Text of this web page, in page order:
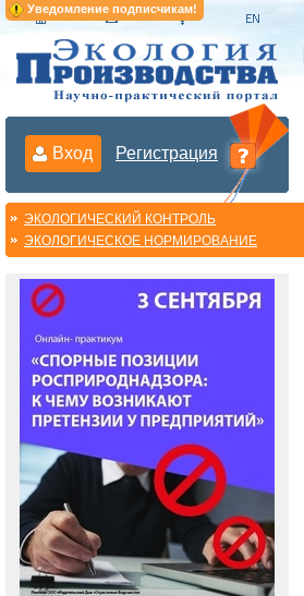
Уведомление подписчикам!
Вход Регистрация
ЭКОЛОГИЧЕСКИЙ КОНТРОЛЬ
ЭКОЛОГИЧЕСКОЕ НОРМИРОВАНИЕ